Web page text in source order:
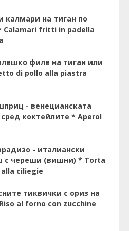
калмари на тиган по
Calamari fritti in padella
филе на тиган или
di pollo alla piastra
- венецианската
коктейлите * Aperol
- италиански
с череши (вишни) * Torta
ciliegie
тиквички с ориз на
al forno con zucchine